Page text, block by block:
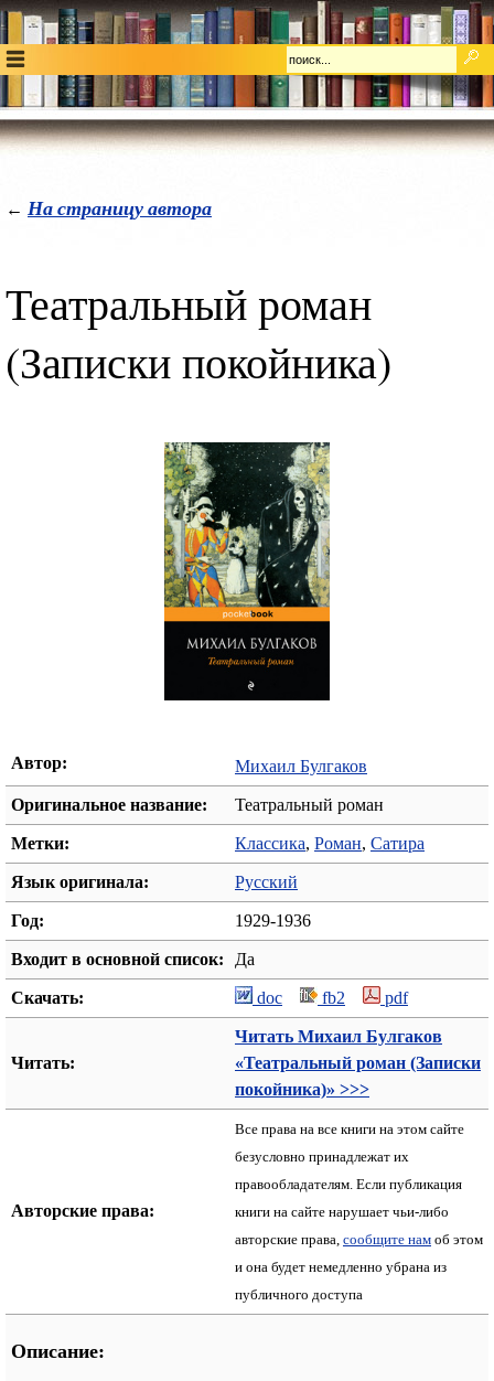
← На страницу автора
Театральный роман
(Записки покойника)
Автор: Михаил Булгаков
Оригинальное название: Театральный роман
Метки: Классика, Роман, Сатира
Язык оригинала: Русский
Год: 1929-1936
Входит в основной список: Да
Скачать: doc fb2 pdf
Читать:
Читать Михаил Булгаков
«Театральный роман (Записки
покойника)» >>>
Авторские права:
Все права на все книги на этом сайте
безусловно принадлежат их
правообладателям. Если публикация
книги на сайте нарушает чьи-либо
авторские права, сообщите нам об этом
и она будет немедленно убрана из
публичного доступа
Описание: